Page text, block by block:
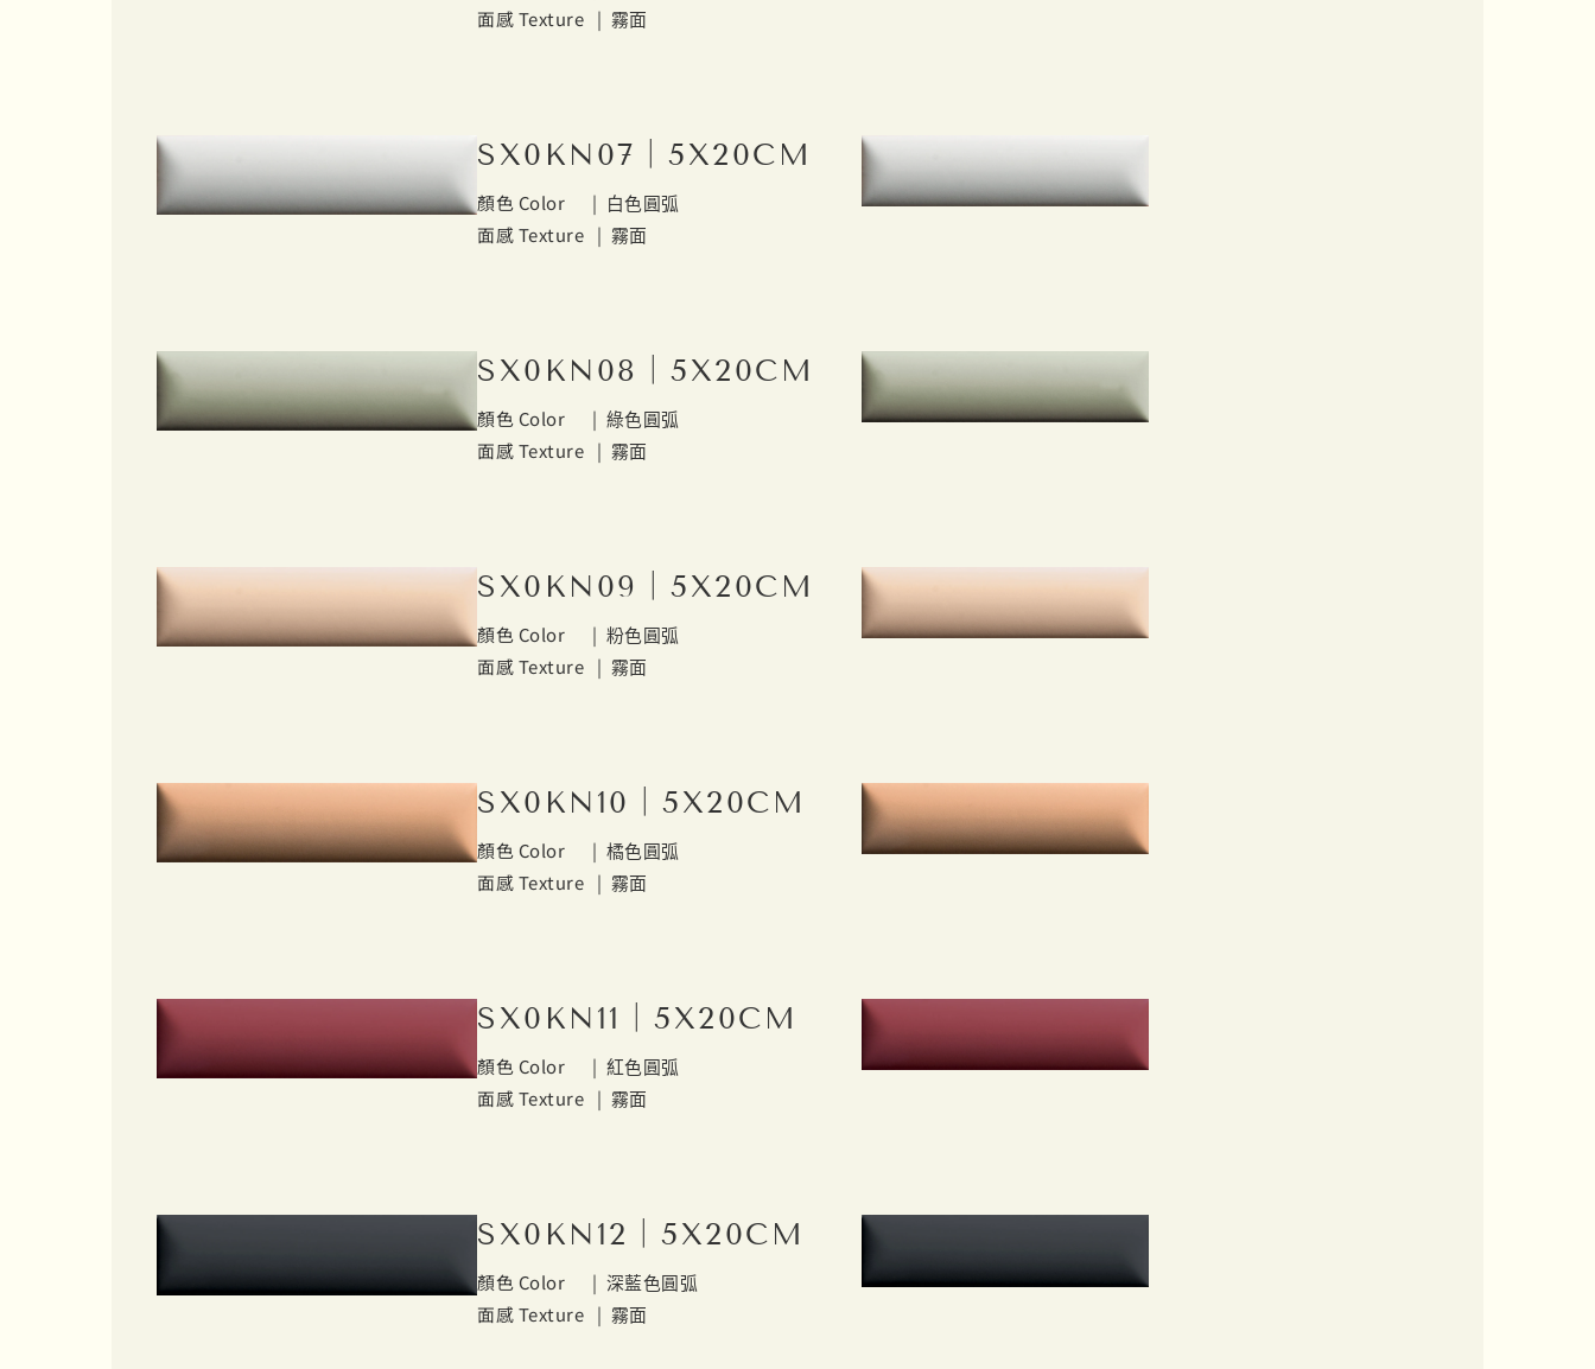
面感 Texture | 霧面
SX0KN07｜5X20CM
顏色 Color | 白色圓弧
面感 Texture | 霧面
SX0KN08｜5X20CM
顏色 Color | 綠色圓弧
面感 Texture | 霧面
SX0KN09｜5X20CM
顏色 Color | 粉色圓弧
面感 Texture | 霧面
SX0KN10｜5X20CM
顏色 Color | 橘色圓弧
面感 Texture | 霧面
SX0KN11｜5X20CM
顏色 Color | 紅色圓弧
面感 Texture | 霧面
SX0KN12｜5X20CM
顏色 Color | 深藍色圓弧
面感 Texture | 霧面